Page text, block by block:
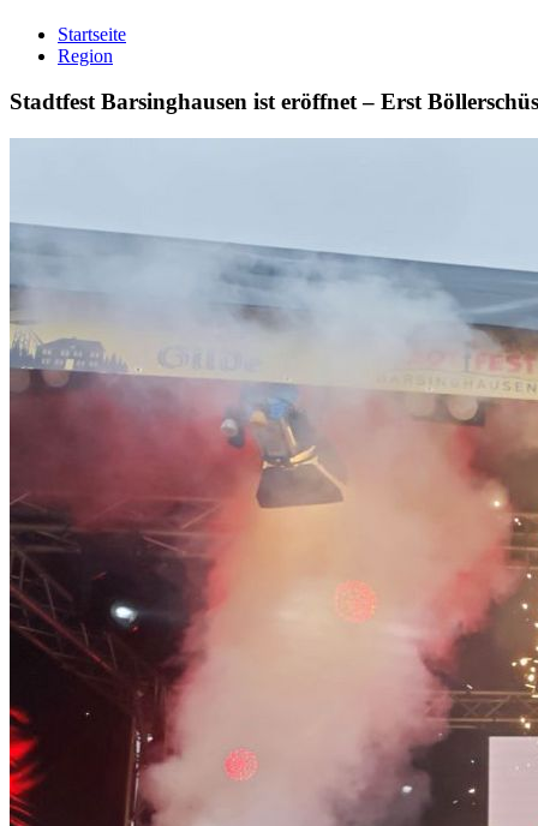
Startseite
Region
Stadtfest Barsinghausen ist eröffnet – Erst